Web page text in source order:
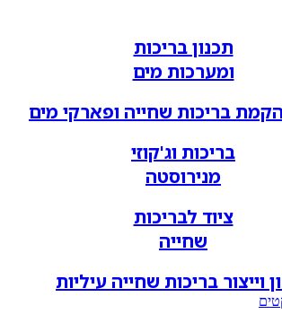
תכנון בריכות
ומערכות מים
בריכות שחייה ופארקי מים
בריכות וג'קוזי
מנירוסטה
ציוד לבריכות
שחייה
וייצור בריכות שחייה עיליות